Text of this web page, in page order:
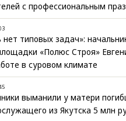
с профессиональным
нет типовых задач»:
«Полюс Строя»
в суровом климате
выманили у матери
из Якутска 5 млн